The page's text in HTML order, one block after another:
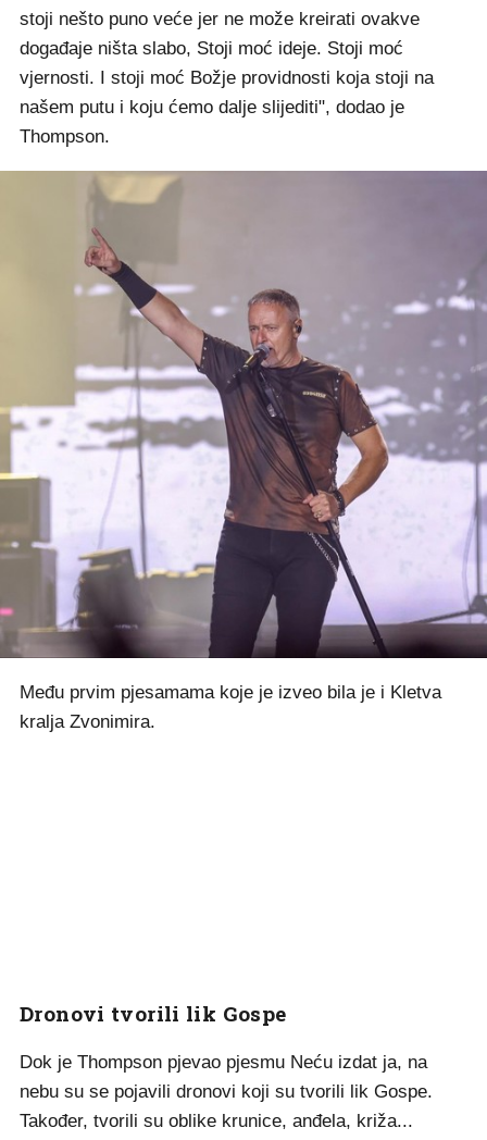
stoji nešto puno veće jer ne može kreirati ovakve
događaje ništa slabo, Stoji moć ideje. Stoji moć
vjernosti. I stoji moć Božje providnosti koja stoji na
našem putu i koju ćemo dalje slijediti", dodao je
Thompson.
Među prvim pjesamama koje je izveo bila je i Kletva
kralja Zvonimira.
Dronovi tvorili lik Gospe
Dok je Thompson pjevao pjesmu Neću izdat ja, na
nebu su se pojavili dronovi koji su tvorili lik Gospe.
Također, tvorili su oblike krunice, anđela, križa...